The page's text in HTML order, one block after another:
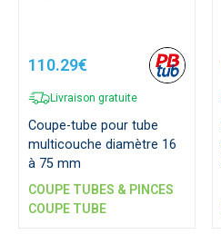
110.29€
Livraison gratuite
Coupe-tube pour tube
multicouche diamètre 16
à 75 mm
COUPE TUBES & PINCES
COUPE TUBE